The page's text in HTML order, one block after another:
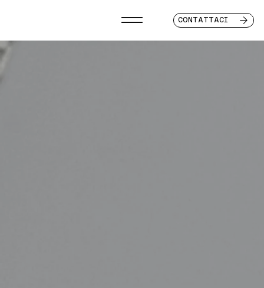
CONTATTACI